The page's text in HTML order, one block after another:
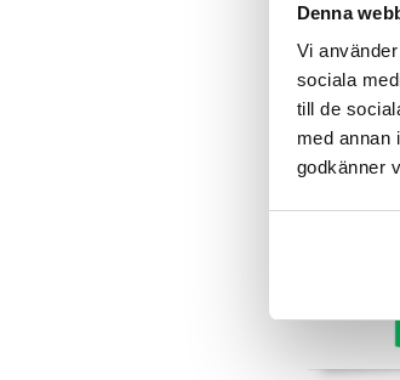
Denna
Vi
sociala
till de
med annan
godkänner
til å ta med
kr 29